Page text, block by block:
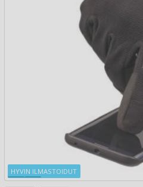
HYVIN ILMASTOIDUT